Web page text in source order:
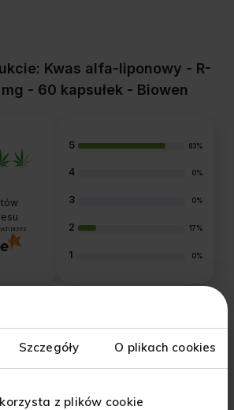
Szczegóły O plikach cookies
z plików cookie
Kwas alfa-liponowy - R-
- 60 kapsułek - Biowen
przez
5 83%
4 0%
3 0%
2 17%
1 0%
Opinie klientów